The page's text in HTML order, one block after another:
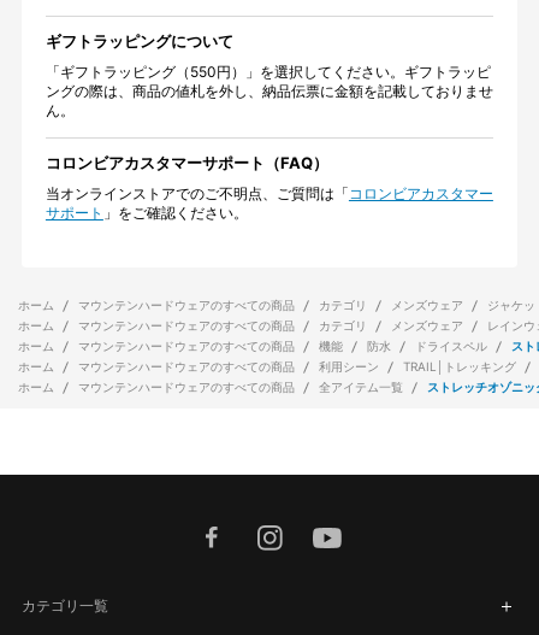
ギフトラッピングについて
「ギフトラッピング（550円）」を選択してください。ギフトラッピ
ングの際は、商品の値札を外し、納品伝票に金額を記載しておりませ
ん。
コロンビアカスタマーサポート（FAQ）
当オンラインストアでのご不明点、ご質問は「コロンビアカスタマー
サポート 」をご確認ください。
ホーム マウンテンハードウェアのすべての商品 カテゴリ メンズウェア
ジャケッ
ホーム
マウンテンハードウェアのすべての商品 カテゴリ メンズウェア
レインウ
ホーム
マウンテンハードウェアのすべての商品 機能 防水 ドライスペル
スト
ホーム
マウンテンハードウェアのすべての商品 利用シーン
TRAIL│トレッキング
ホーム
マウンテンハードウェアのすべての商品 全アイテム一覧 ストレッチオゾニッ
facebookinstagram
カテゴリ一覧